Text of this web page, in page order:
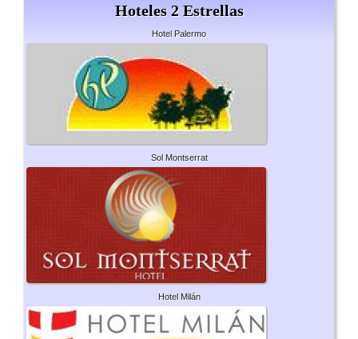
Hoteles 2 Estrellas
Hotel Palermo
Sol Montserrat
Hotel Milán